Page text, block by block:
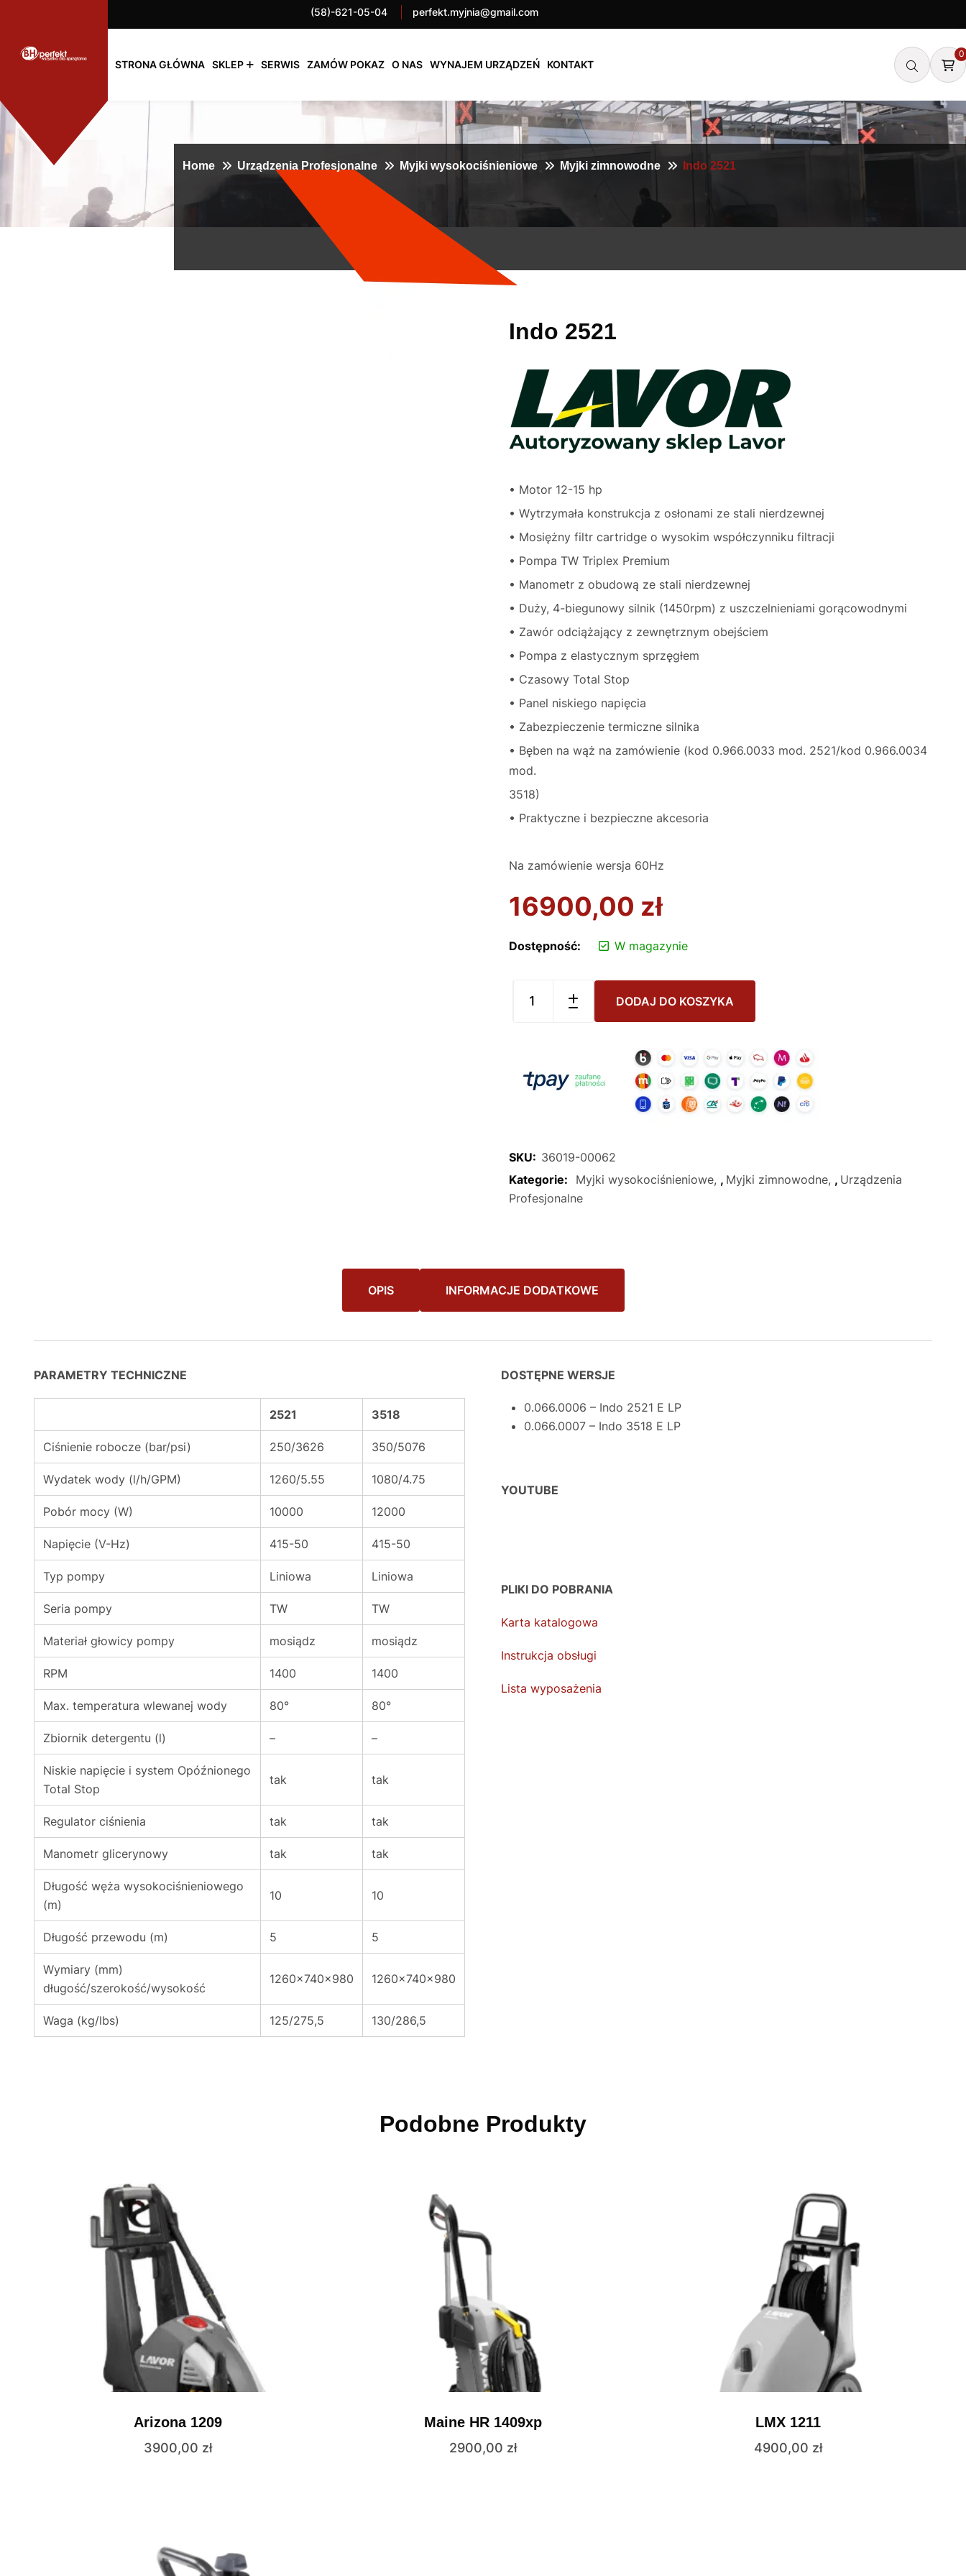
(58)-621-05-04 perfekt.myjnia@gmail.com
STRONA GŁÓWNA SKLEP SERWIS ZAMÓW POKAZ O NAS WYNAJEM URZĄDZEŃ KONTAKT
0
Home Urządzenia Profesjonalne Myjki wysokociśnieniowe Myjki zimnowodne Indo 2521
Indo 2521
• Motor 12-15 hp
• Wytrzymała konstrukcja z osłonami ze stali nierdzewnej
• Mosiężny filtr cartridge o wysokim współczynniku filtracji
• Pompa TW Triplex Premium
• Manometr z obudową ze stali nierdzewnej
• Duży, 4-biegunowy silnik (1450rpm) z uszczelnieniami gorącowodnymi
• Zawór odciążający z zewnętrznym obejściem
• Pompa z elastycznym sprzęgłem
• Czasowy Total Stop
• Panel niskiego napięcia
• Zabezpieczenie termiczne silnika
• Bęben na wąż na zamówienie (kod 0.966.0033 mod. 2521/kod 0.966.0034
mod.
3518)
• Praktyczne i bezpieczne akcesoria
Na zamówienie wersja 60Hz
16900,00 zł
Dostępność: W magazynie
DODAJ DO KOSZYKA
SKU: 36019-00062
Kategorie:
Myjki wysokociśnieniowe , Myjki zimnowodne , Urządzenia
Profesjonalne
OPIS INFORMACJE DODATKOWE
PARAMETRY TECHNICZNE
2521 3518
Ciśnienie robocze (bar/psi) 250/3626 350/5076
Wydatek wody (l/h/GPM) 1260/5.55 1080/4.75
Pobór mocy (W) 10000 12000
Napięcie (V-Hz) 415-50 415-50
Typ pompy Liniowa Liniowa
Seria pompy TW TW
Materiał głowicy pompy mosiądz mosiądz
RPM 1400 1400
Max. temperatura wlewanej wody 80° 80°
Zbiornik detergentu (l) – –
Niskie napięcie i system Opóźnionego
Total Stop
tak tak
Regulator ciśnienia tak tak
Manometr glicerynowy tak tak
Długość węża wysokociśnieniowego
(m)
10 10
Długość przewodu (m) 5 5
Wymiary (mm)
długość/szerokość/wysokość
1260x740x980 1260x740x980
Waga (kg/lbs) 125/275,5 130/286,5
DOSTĘPNE WERSJE
0.066.0006 – Indo 2521 E LP
0.066.0007 – Indo 3518 E LP
YOUTUBE
PLIKI DO POBRANIA
Karta katalogowa
Instrukcja obsługi
Lista wyposażenia
Podobne Produkty
Arizona 1209
3900,00 zł
Maine HR 1409xp
2900,00 zł
LMX 1211
4900,00 zł